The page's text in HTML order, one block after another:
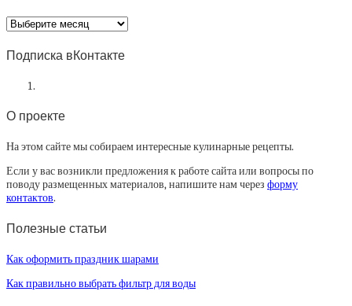
Архив
статей
Подписка вКонтакте
О проекте
На этом сайте мы собираем интересные кулинарные рецепты.
Если у вас возникли предложения к работе сайта или вопросы по
поводу размещенных материалов, напишите нам через форму
контактов.
Полезные статьи
Как оформить праздник шарами
Как правильно выбрать фильтр для воды